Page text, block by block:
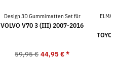
Design 3D Gummimatten Set für
VOLVO V70 3 (III) 2007-2016
59,95 € 44,95 €*